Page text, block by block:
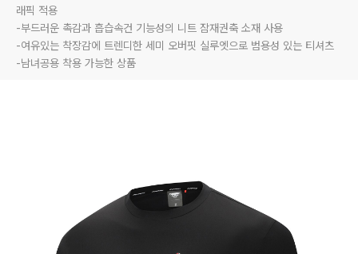
래픽 적용
-부드러운 촉감과 흡습속건 기능성의 니트 잠재권축 소재 사용
-여유있는 착장감에 트렌디한 세미 오버핏 실루엣으로 범용성 있는 티셔츠
-남녀공용 착용 가능한 상품